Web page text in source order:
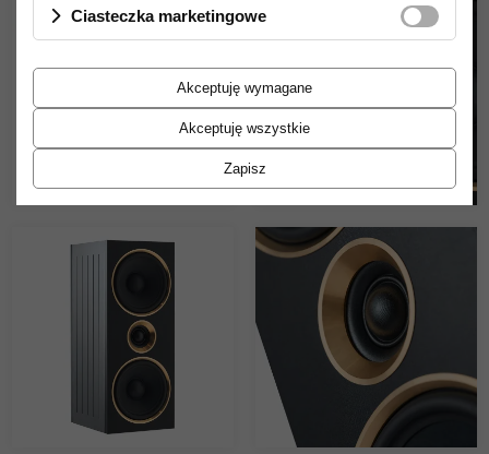
Ciasteczka marketingowe
Akceptuję wymagane
Akceptuję wszystkie
Zapisz